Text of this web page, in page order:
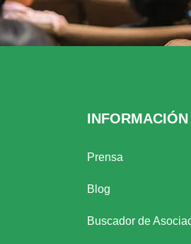
INFORMACIÓN
Prensa
Blog
Buscador de